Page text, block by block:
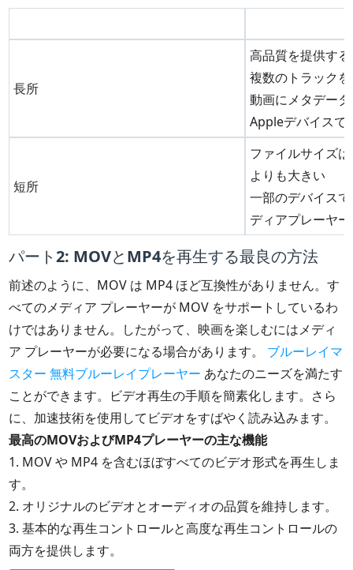
長所
高品質を提供する
複数のトラック
動画にメタデー
Appleデバイスで
短所
ファイルサイズ
よりも大きい
一部のデバイス
ディアプレーヤ
パート2: MOVとMP4を再生する最良の方法
前述のように、MOV は MP4 ほど互換性がありません。す
べてのメディア プレーヤーが MOV をサポートしているわ
けではありません。したがって、映画を楽しむにはメディ
ア プレーヤーが必要になる場合があります。 ブルーレイマ
スター 無料ブルーレイプレーヤー あなたのニーズを満たす
ことができます。ビデオ再生の手順を簡素化します。さら
に、加速技術を使用してビデオをすばやく読み込みます。
最高のMOVおよびMP4プレーヤーの主な機能
1. MOV や MP4 を含むほぼすべてのビデオ形式を再生しま
す。
2. オリジナルのビデオとオーディオの品質を維持します。
3. 基本的な再生コントロールと高度な再生コントロールの
両方を提供します。